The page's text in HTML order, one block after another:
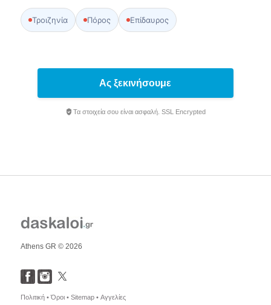
Τροιζηνία Πόρος Επίδαυρος
Ας ξεκινήσουμε
Τα στοιχεία σου είναι ασφαλή. SSL Encrypted
Athens GR © 2026
Πολιτική •Όροι • Sitemap • Αγγελίες